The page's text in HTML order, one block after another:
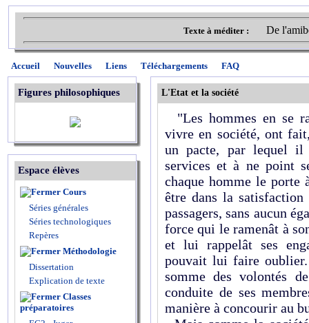
Texte à méditer : De
Accueil Nouvelles Liens Téléchargements FAQ
Figures philosophiques
Espace élèves
Cours
Séries générales
Séries technologiques
Repères
Méthodologie
Dissertation
Explication de texte
Classes
préparatoires
L'Etat et la société
"Les hommes en se
vivre en société, ont
un pacte, par lequel il
services et à ne point
chaque homme le porte
être dans la satisfaction
passagers, sans aucun
force qui le ramenât à
et lui rappelât ses
pouvait lui faire
somme des volontés
conduite de ses
manière à concourir au